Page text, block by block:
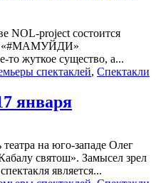
NOL-project состоится
«#МАМУЙДИ»
жуткое существо, а...
спектаклей, Спектакли
января
на юго-западе Олег
святош». Замысел зрел
является...